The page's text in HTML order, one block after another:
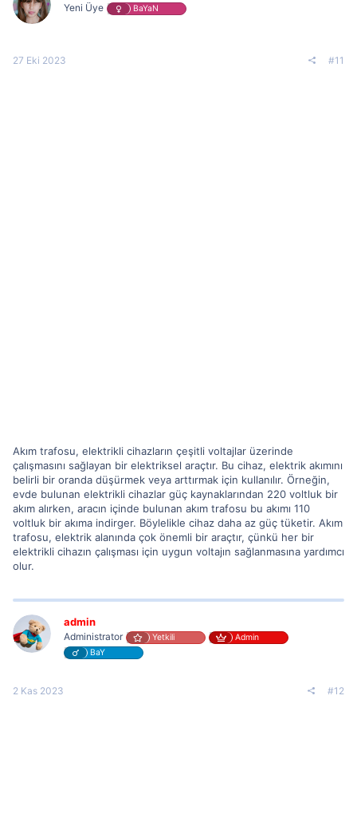
Yeni Üye BaYaN
27 Eki 2023 #11
Akım trafosu, elektrikli cihazların çeşitli voltajlar üzerinde
çalışmasını sağlayan bir elektriksel araçtır. Bu cihaz, elektrik akımını
belirli bir oranda düşürmek veya arttırmak için kullanılır. Örneğin,
evde bulunan elektrikli cihazlar güç kaynaklarından 220 voltluk bir
akım alırken, aracın içinde bulunan akım trafosu bu akımı 110
voltluk bir akıma indirger. Böylelikle cihaz daha az güç tüketir. Akım
trafosu, elektrik alanında çok önemli bir araçtır, çünkü her bir
elektrikli cihazın çalışması için uygun voltajın sağlanmasına yardımcı
olur.
admin
Administrator Yetkili
Admin
BaY
2 Kas 2023 #12